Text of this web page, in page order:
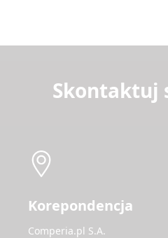
Skontaktuj
Korepondencja
Comperia.pl S.A.